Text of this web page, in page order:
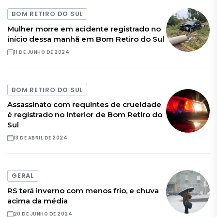
BOM RETIRO DO SUL
Mulher morre em acidente registrado no
início dessa manhã em Bom Retiro do Sul
11 DE JUNHO DE 2024
BOM RETIRO DO SUL
Assassinato com requintes de crueldade
é registrado no interior de Bom Retiro do
Sul
13 DE ABRIL DE 2024
GERAL
RS terá inverno com menos frio, e chuva
acima da média
20 DE JUNHO DE 2024